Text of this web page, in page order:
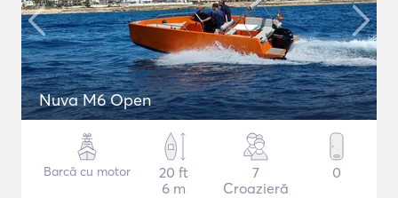
Nuva M6 Open
Barcă cu motor
20 ft
6 m
7
Croazieră
0